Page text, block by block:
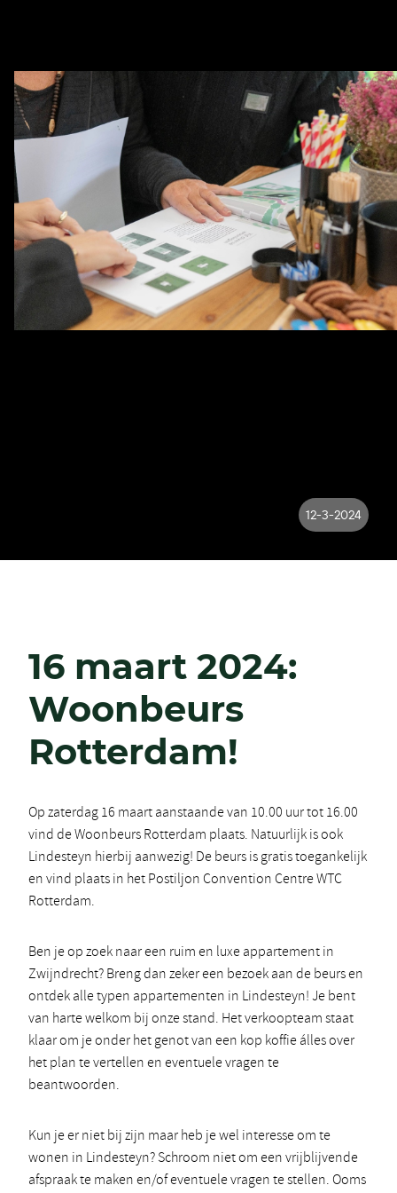
12-3-2024
16 maart 2024:
Woonbeurs
Rotterdam!
Op zaterdag 16 maart aanstaande van 10.00 uur tot 16.00
vind de Woonbeurs Rotterdam plaats. Natuurlijk is ook
Lindesteyn hierbij aanwezig! De beurs is gratis toegankelijk
en vind plaats in het Postiljon Convention Centre WTC
Rotterdam.
Ben je op zoek naar een ruim en luxe appartement in
Zwijndrecht? Breng dan zeker een bezoek aan de beurs en
ontdek alle typen appartementen in Lindesteyn! Je bent
van harte welkom bij onze stand. Het verkoopteam staat
klaar om je onder het genot van een kop koffie álles over
het plan te vertellen en eventuele vragen te
beantwoorden.
Kun je er niet bij zijn maar heb je wel interesse om te
wonen in Lindesteyn? Schroom niet om een vrijblijvende
afspraak te maken en/of eventuele vragen te stellen. Ooms